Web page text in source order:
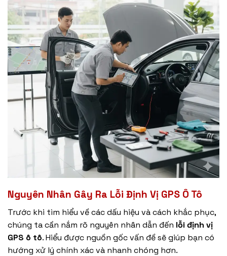
Nguyên Nhân Gây Ra Lỗi Định Vị GPS Ô Tô
Trước khi tìm hiểu về các dấu hiệu và cách khắc phục,
chúng ta cần nắm rõ nguyên nhân dẫn đến lỗi định vị
GPS ô tô. Hiểu được nguồn gốc vấn đề sẽ giúp bạn có
hướng xử lý chính xác và nhanh chóng hơn.